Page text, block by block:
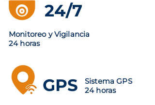
24/7
Monitoreo y Vigilancia
24 horas
GPS
Sistema GPS
24 horas